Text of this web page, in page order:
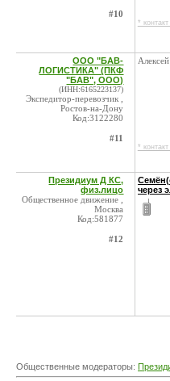
#10
*
ООО "БАВ-
ЛОГИСТИКА" (ПКФ
"БАВ", ООО)
(ИНН:6165223137)
Экспедитор-перевозчик ,
Ростов-на-Дону
Код:3122280
#11
Алексей
*
Президиум Д КС,
физ.лицо
Общественное движение ,
Москва
Код:581877
#12
через
Общественные модераторы: